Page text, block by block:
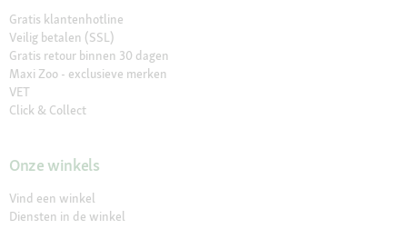
Gratis klantenhotline
Veilig betalen (SSL)
Gratis retour binnen 30 dagen
Maxi Zoo - exclusieve merken
VET
Click & Collect
Onze winkels
Vind een winkel
Diensten in de winkel